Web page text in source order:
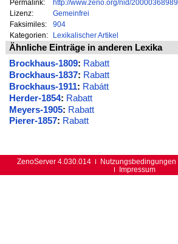
Permalink:
http://www.zeno.org/nid/20000368989
Lizenz:
Gemeinfrei
Faksimiles:
904
Kategorien:
Lexikalischer Artikel
Ähnliche Einträge in anderen Lexika
Brockhaus-1809: Rabatt
Brockhaus-1837: Rabatt
Brockhaus-1911: Rabátt
Herder-1854: Rabatt
Meyers-1905: Rabatt
Pierer-1857: Rabatt
ZenoServer 4.030.014 Nutzungsbedingungen
Impressum